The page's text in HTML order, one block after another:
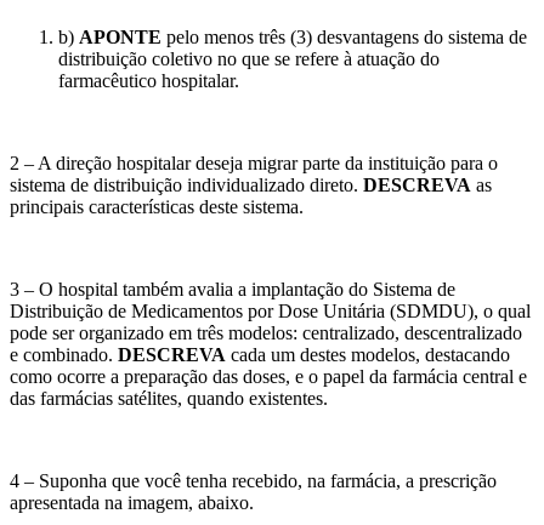
b) APONTE pelo menos três (3) desvantagens do sistema de
distribuição coletivo no que se refere à atuação do
farmacêutico hospitalar.
2 – A direção hospitalar deseja migrar parte da instituição para o
sistema de distribuição individualizado direto. DESCREVA as
principais características deste sistema.
3 – O hospital também avalia a implantação do Sistema de
Distribuição de Medicamentos por Dose Unitária (SDMDU), o qual
pode ser organizado em três modelos: centralizado, descentralizado
e combinado. DESCREVA cada um destes modelos, destacando
como ocorre a preparação das doses, e o papel da farmácia central e
das farmácias satélites, quando existentes.
4 – Suponha que você tenha recebido, na farmácia, a prescrição
apresentada na imagem, abaixo.